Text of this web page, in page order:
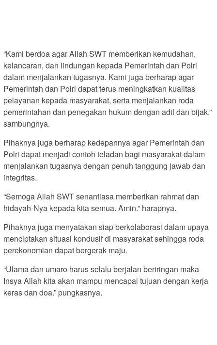
“Kami berdoa agar Allah SWT memberikan kemudahan,
kelancaran, dan lindungan kepada Pemerintah dan Polri
dalam menjalankan tugasnya. Kami juga berharap agar
Pemerintah dan Polri dapat terus meningkatkan kualitas
pelayanan kepada masyarakat, serta menjalankan roda
pemerintahan dan penegakan hukum dengan adil dan bijak.”
sambungnya.
Pihaknya juga berharap kedepannya agar Pemerintah dan
Polri dapat menjadi contoh teladan bagi masyarakat dalam
menjalankan tugasnya dengan penuh tanggung jawab dan
integritas.
“Semoga Allah SWT senantiasa memberikan rahmat dan
hidayah-Nya kepada kita semua. Amin.” harapnya.
Pihaknya juga menyatakan siap berkolaborasi dalam upaya
menciptakan situasi kondusif di masyarakat sehingga roda
perekonomian dapat bergerak maju.
“Ulama dan umaro harus selalu berjalan beriringan maka
Insya Allah kita akan mampu mencapai tujuan dengan kerja
keras dan doa.” pungkasnya.